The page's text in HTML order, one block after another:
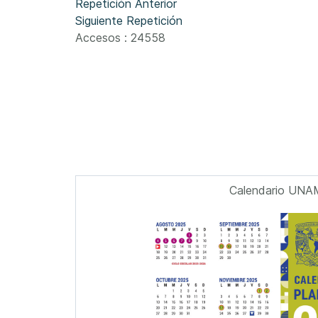
Repetición Anterior
Siguiente Repetición
Accesos : 24558
Calendario